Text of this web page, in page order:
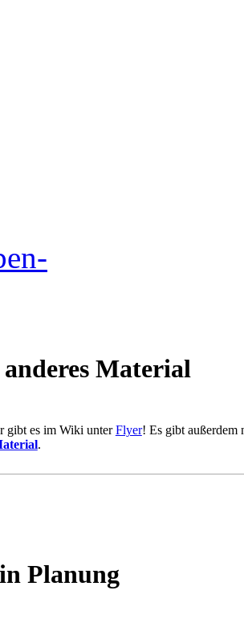
Material
gibt es im Wiki unterFlyer! Es gibt außerdem
.
Planung